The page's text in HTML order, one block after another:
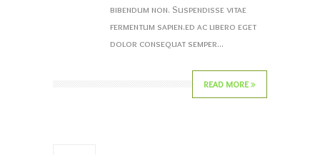
bibendum non. Suspendisse vitae
fermentum sapien.ed ac libero eget
dolor consequat semper...
READ MORE